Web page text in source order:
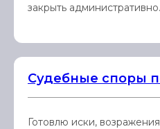
закрыть административно.
Судебные споры
Готовлю иски,